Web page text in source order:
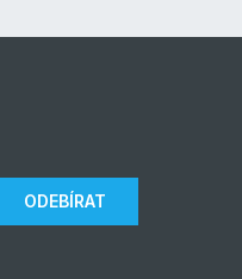
ODEBÍRAT